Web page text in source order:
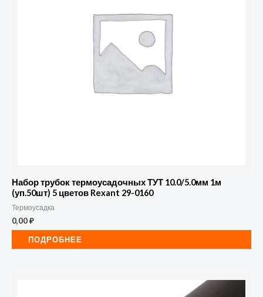
Набор трубок термоусадочных ТУТ 10.0/5.0мм 1м
(уп.50шт) 5 цветов Rexant 29-0160
Термоусадка
0,00₽
ПОДРОБНЕЕ